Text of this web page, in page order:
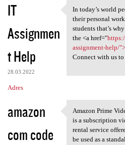
IT
Assignmen
t Help
28.03.2022
Adres
In today’s
In today’s world
their personal
students that’s
the <a href="
assignment-help/">
Connect with us
amazon
com code
Amazon Prime
Amazon Prime
is a subscription
rental service
be used as a